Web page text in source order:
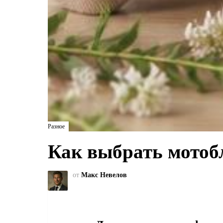
Разное
Как выбрать
от Макс Невелов